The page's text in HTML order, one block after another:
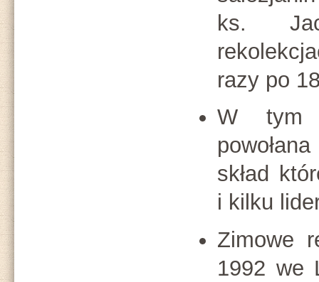
ks.
razy po
W tym
skład
i kilku
Zimowe
1992 we